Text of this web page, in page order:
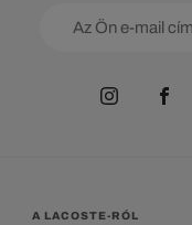
A LACOSTE-RÓL